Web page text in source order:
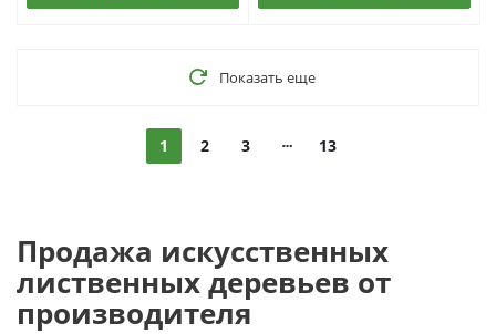
Показать еще
1 2 3 13
Продажа искусственных
лиственных деревьев от
производителя